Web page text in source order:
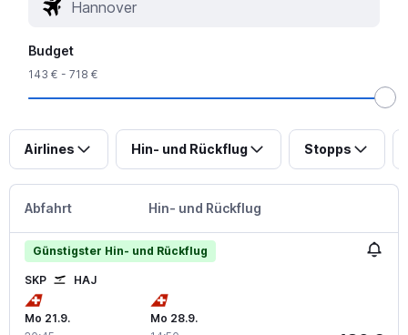
Budget
143 € - 718 €
Airlines Hin- und Rückflug Stopps
Abfahrt Hin- und Rückflug
Günstigster Hin- und Rückflug
SKP HAJ
Mo 21.9.
Mo 28.9.